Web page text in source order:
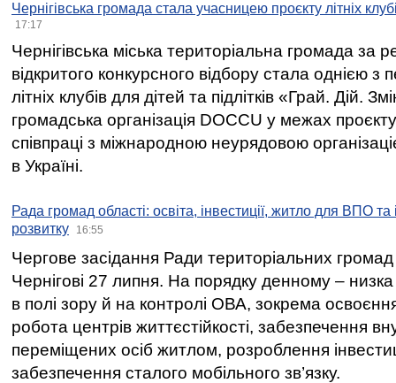
Чернігівська громада стала учасницею проєкту літніх
17:17
Чернігівська міська територіальна громада за
відкритого конкурсного відбору стала однією
літніх клубів для дітей та підлітків «Грай. Дій.
громадська організація DOCCU у межах
співпраці з міжнародною неурядовою
в Україні.
Рада громад області: освіта, інвестиції, житло для ВПО
розвитку
16:55
Чергове засідання Ради територіальних громад
Чернігові 27 липня. На порядку денному –
в полі зору й на контролі ОВА, зокрема освоєння
робота центрів життєстійкості, забезпечення
переміщених осіб житлом, розроблення
забезпечення сталого мобільного зв’язку.